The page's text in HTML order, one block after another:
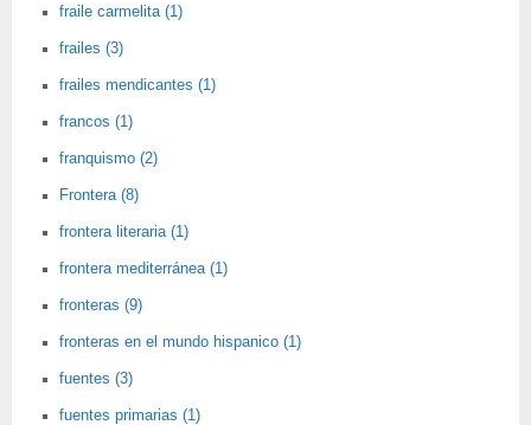
fraile carmelita (1)
frailes (3)
frailes mendicantes (1)
francos (1)
franquismo (2)
Frontera (8)
frontera literaria (1)
frontera mediterránea (1)
fronteras (9)
fronteras en el mundo hispanico (1)
fuentes (3)
fuentes primarias (1)